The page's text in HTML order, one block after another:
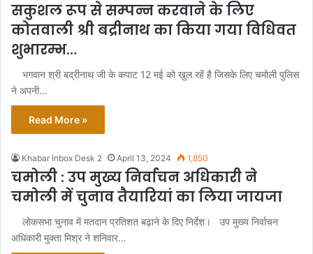
सकुशल रूप से सम्पन्न करवाने के लिए
कोतवाली श्री बद्रीनाथ का किया गया विधिवत
शुभारम्भ…
भगवान श्री बद्रीनाथ जी के कपाट 12 मई को खुल रहें है जिसके लिए चमोली पुलिस
ने अपनी…
Read More »
Khabar Inbox Desk 2 April 13, 2024 1,850
चमोली : उप मुख्य निर्वाचन अधिकारी ने
चमोली में चुनाव तैयारियां का लिया जायजा
लोकसभा चुनाव में मतदान प्रतिशत बढ़ाने के दिए निर्देश। उप मुख्य निर्वाचन
अधिकारी मुक्ता मिश्र ने शनिवार…